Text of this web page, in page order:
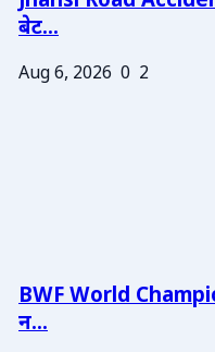
बेट...
Aug 6, 2026 0 2
BWF World
न...